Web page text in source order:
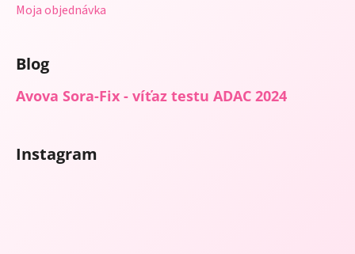
Moja objednávka
Blog
Avova Sora-Fix - víťaz testu ADAC 2024
Instagram